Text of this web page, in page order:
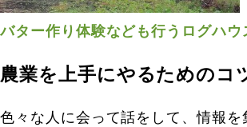
バター作り体験なども行うログハウ
農業を上手にやるためのコ
色々な人に会って話をして、情報